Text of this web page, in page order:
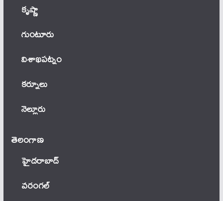
కృష్ణా
గుంటూరు
విశాఖపట్నం
కర్నూలు
నెల్లూరు
తెలంగాణ‌
హైదరాబాద్
వ‌రంగ‌ల్